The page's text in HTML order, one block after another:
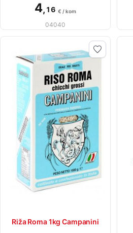
4, 16 € / kom
04040
Riža Roma 1kg Campanini